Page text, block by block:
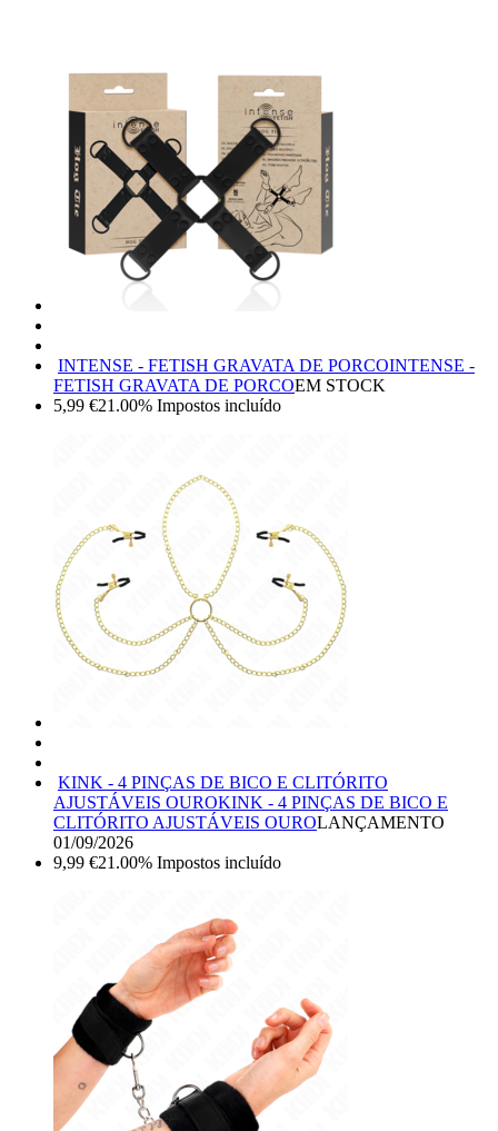
INTENSE - FETISH GRAVATA DE PORCOINTENSE -
FETISH GRAVATA DE PORCOEM STOCK
5,99 €21.00% Impostos incluído
KINK - 4 PINÇAS DE BICO E CLITÓRITO
AJUSTÁVEIS OUROKINK - 4 PINÇAS DE BICO E
CLITÓRITO AJUSTÁVEIS OUROLANÇAMENTO
01/09/2026
9,99 €21.00% Impostos incluído